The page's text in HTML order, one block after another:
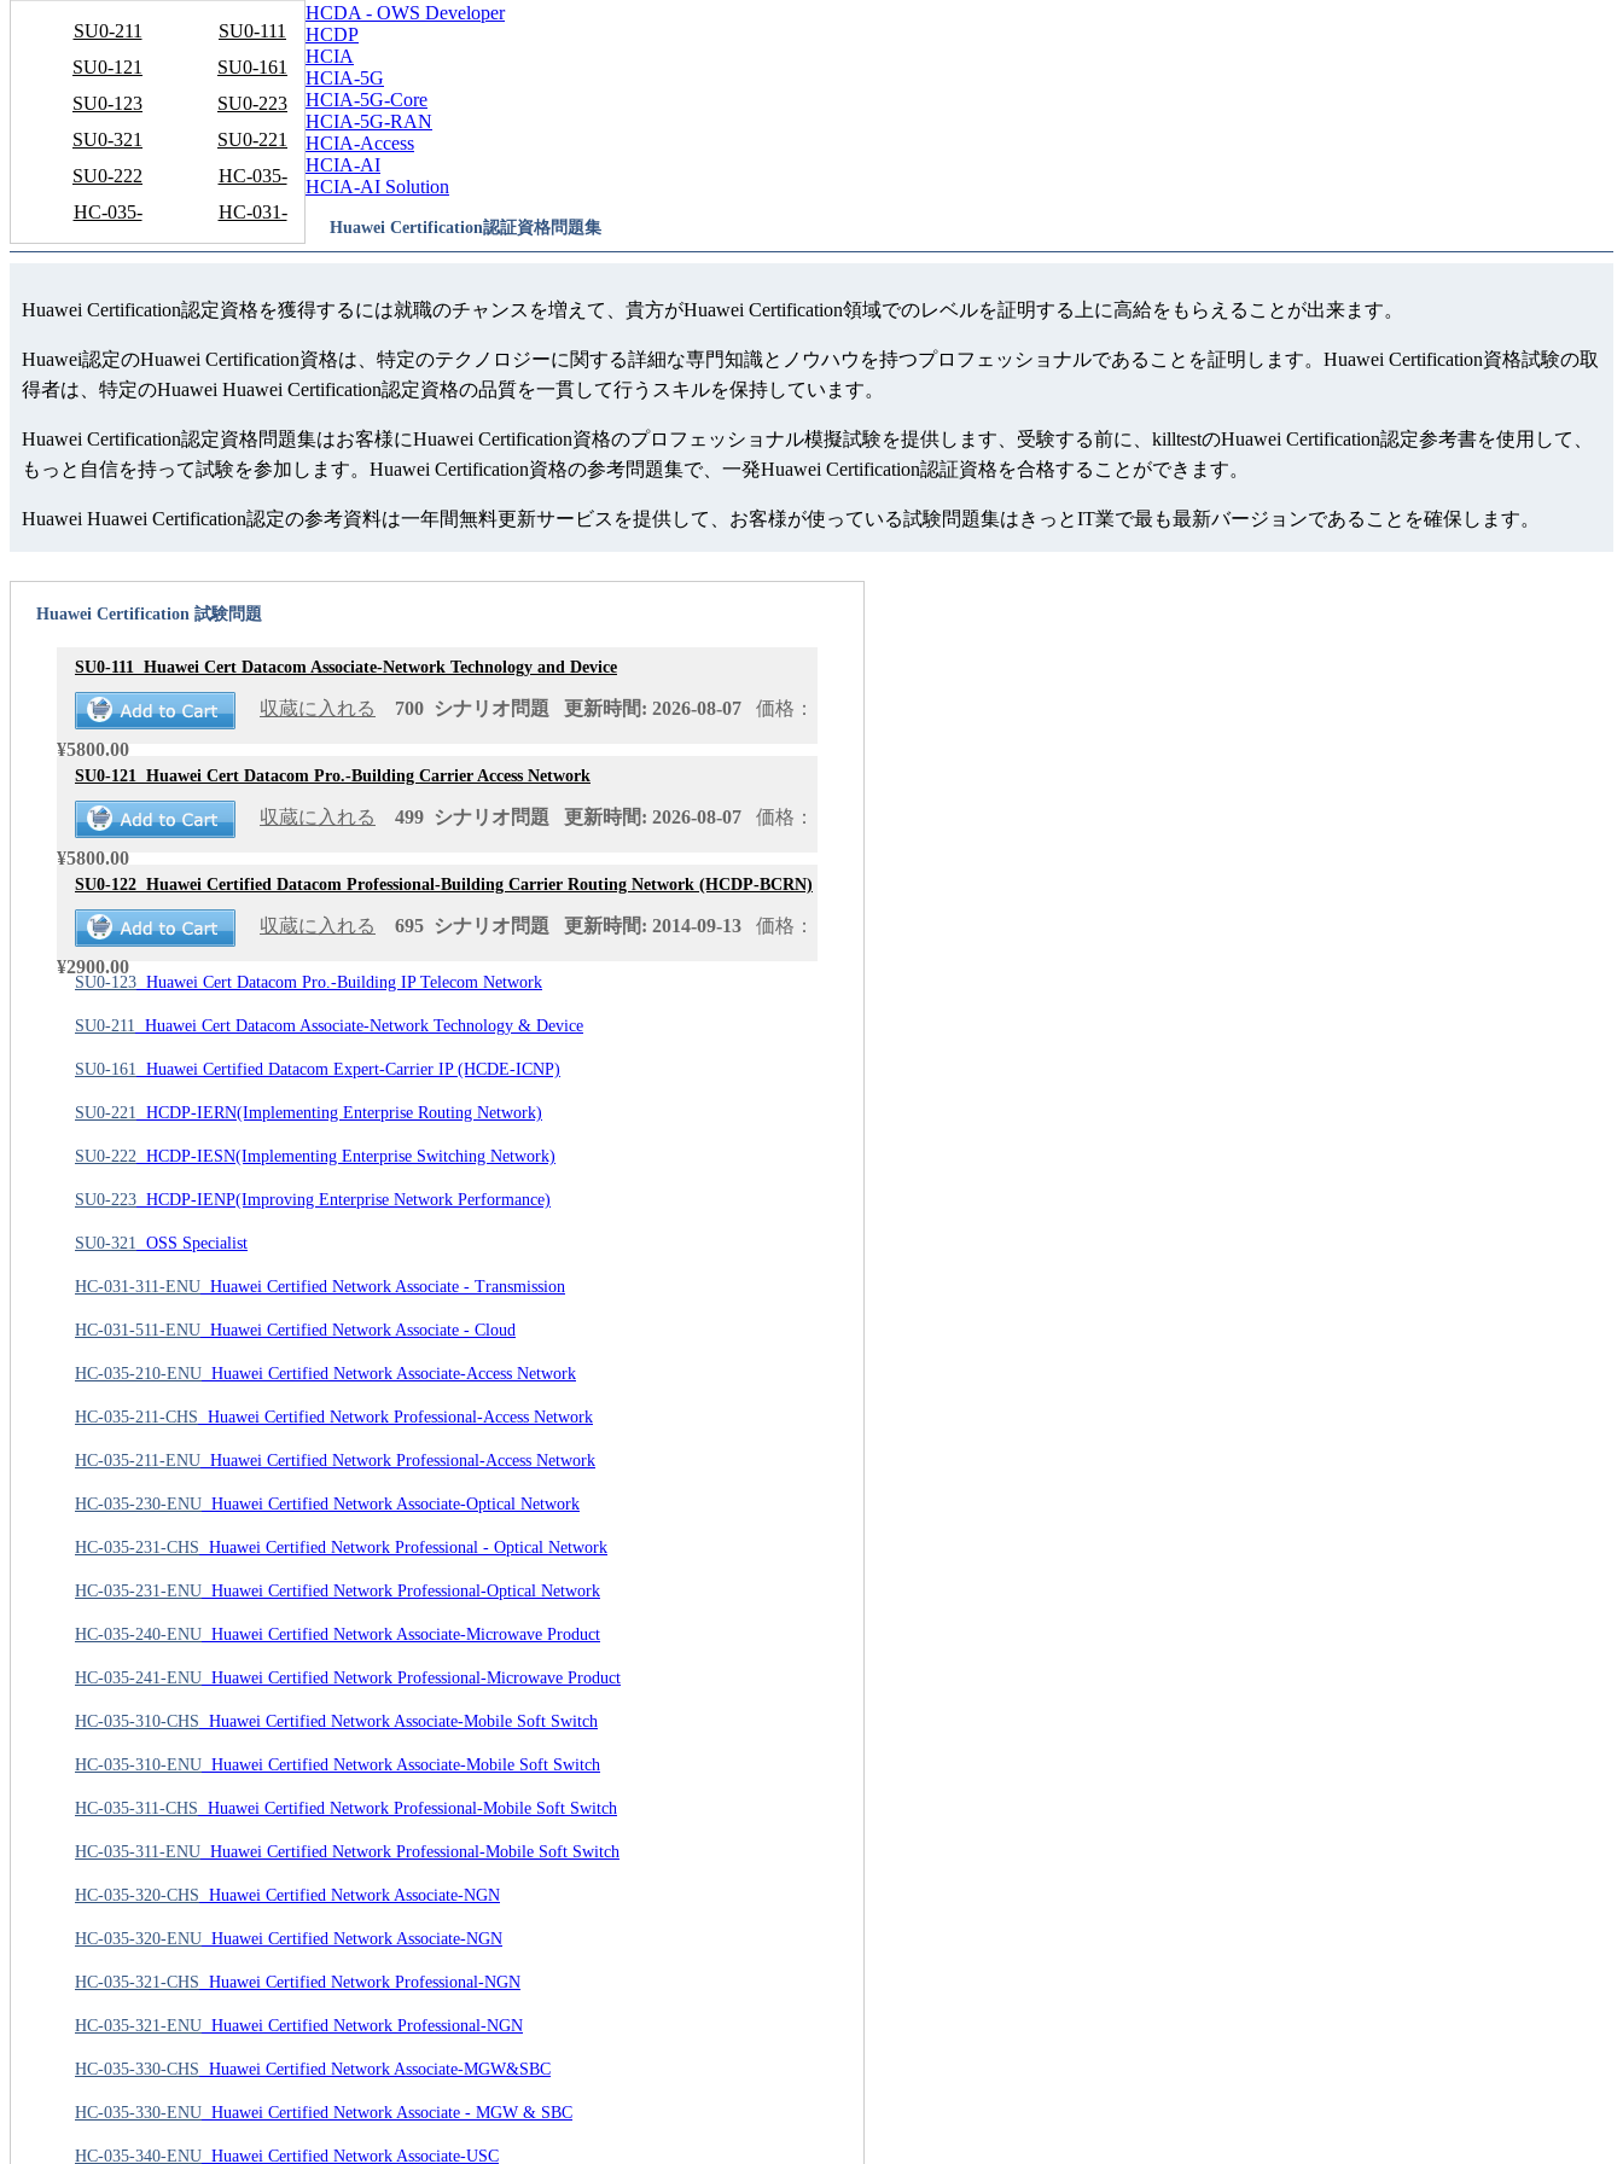
SU0-211
SU0-111
SU0-121
SU0-161
SU0-123
SU0-223
SU0-321
SU0-221
SU0-222
HC-035-
211-CHS
HC-035-
210-ENU
HC-031-
511-ENU
HCDA - OWS Developer
HCDP
HCIA
HCIA-5G
HCIA-5G-Core
HCIA-5G-RAN
HCIA-Access
HCIA-AI
HCIA-AI Solution
Huawei Certification認証資格問題集
Huawei Certification認定資格を獲得するには就職のチャンスを増えて、貴方がHuawei Certification領域でのレベルを証明する上に高給をもらえることが出来ます。
Huawei認定のHuawei Certification資格は、特定のテクノロジーに関する詳細な専門知識とノウハウを持つプロフェッショナルであることを証明します。Huawei Certification資格試験の取
得者は、特定のHuawei Huawei Certification認定資格の品質を一貫して行うスキルを保持しています。
Huawei Certification認定資格問題集はお客様にHuawei Certification資格のプロフェッショナル模擬試験を提供します、受験する前に、killtestのHuawei Certification認定参考書を使用して、
もっと自信を持って試験を参加します。Huawei Certification資格の参考問題集で、一発Huawei Certification認証資格を合格することができます。
Huawei Huawei Certification認定の参考資料は一年間無料更新サービスを提供して、お客様が使っている試験問題集はきっとIT業で最も最新バージョンであることを確保します。
Huawei Certification 試験問題
SU0-111 Huawei Cert Datacom Associate-Network Technology and Device
収蔵に入れる 700 シナリオ問題 更新時間: 2026-08-07
価格：
¥5800.00
SU0-121 Huawei Cert Datacom Pro.-Building Carrier Access Network
収蔵に入れる 499 シナリオ問題 更新時間: 2026-08-07
価格：
¥5800.00
SU0-122 Huawei Certified Datacom Professional-Building Carrier Routing Network (HCDP-BCRN)
収蔵に入れる 695 シナリオ問題 更新時間: 2014-09-13
価格：
¥2900.00
SU0-123 Huawei Cert Datacom Pro.-Building IP Telecom Network
SU0-211 Huawei Cert Datacom Associate-Network Technology & Device
SU0-161 Huawei Certified Datacom Expert-Carrier IP (HCDE-ICNP)
SU0-221 HCDP-IERN(Implementing Enterprise Routing Network)
SU0-222 HCDP-IESN(Implementing Enterprise Switching Network)
SU0-223 HCDP-IENP(Improving Enterprise Network Performance)
SU0-321 OSS Specialist
HC-031-311-ENU Huawei Certified Network Associate - Transmission
HC-031-511-ENU Huawei Certified Network Associate - Cloud
HC-035-210-ENU Huawei Certified Network Associate-Access Network
HC-035-211-CHS Huawei Certified Network Professional-Access Network
HC-035-211-ENU Huawei Certified Network Professional-Access Network
HC-035-230-ENU Huawei Certified Network Associate-Optical Network
HC-035-231-CHS Huawei Certified Network Professional - Optical Network
HC-035-231-ENU Huawei Certified Network Professional-Optical Network
HC-035-240-ENU Huawei Certified Network Associate-Microwave Product
HC-035-241-ENU Huawei Certified Network Professional-Microwave Product
HC-035-310-CHS Huawei Certified Network Associate-Mobile Soft Switch
HC-035-310-ENU Huawei Certified Network Associate-Mobile Soft Switch
HC-035-311-CHS Huawei Certified Network Professional-Mobile Soft Switch
HC-035-311-ENU Huawei Certified Network Professional-Mobile Soft Switch
HC-035-320-CHS Huawei Certified Network Associate-NGN
HC-035-320-ENU Huawei Certified Network Associate-NGN
HC-035-321-CHS Huawei Certified Network Professional-NGN
HC-035-321-ENU Huawei Certified Network Professional-NGN
HC-035-330-CHS Huawei Certified Network Associate-MGW&SBC
HC-035-330-ENU Huawei Certified Network Associate - MGW & SBC
HC-035-340-ENU Huawei Certified Network Associate-USC